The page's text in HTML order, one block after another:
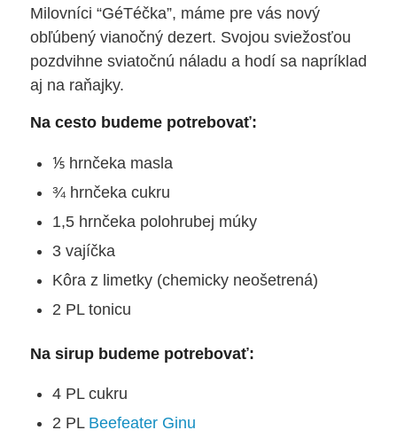
Milovníci “GéTéčka”, máme pre vás nový
obľúbený vianočný dezert. Svojou sviežosťou
pozdvihne sviatočnú náladu a hodí sa napríklad
aj na raňajky.
Na cesto budeme potrebovať:
⅕ hrnčeka masla
¾ hrnčeka cukru
1,5 hrnčeka polohrubej múky
3 vajíčka
Kôra z limetky (chemicky neošetrená)
2 PL tonicu
Na sirup budeme potrebovať:
4 PL cukru
2 PL Beefeater Ginu